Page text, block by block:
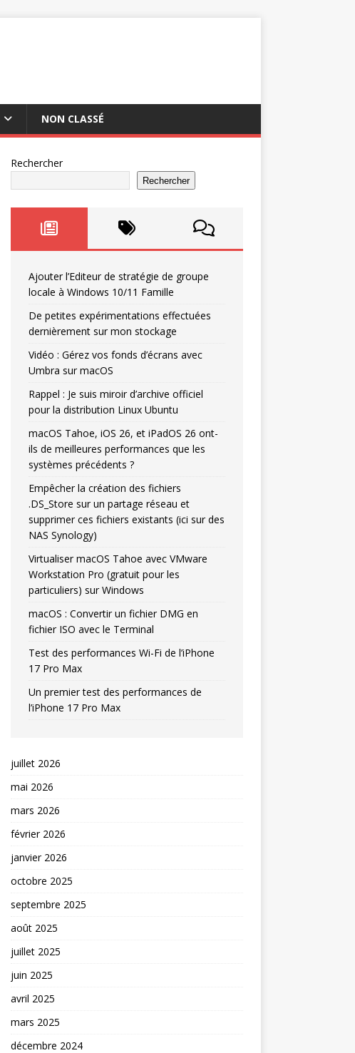
NON CLASSÉ
Rechercher
Rechercher
Ajouter l’Editeur de stratégie de groupe
locale à Windows 10/11 Famille
De petites expérimentations effectuées
dernièrement sur mon stockage
Vidéo : Gérez vos fonds d’écrans avec
Umbra sur macOS
Rappel : Je suis miroir d’archive officiel
pour la distribution Linux Ubuntu
macOS Tahoe, iOS 26, et iPadOS 26 ont-
ils de meilleures performances que les
systèmes précédents ?
Empêcher la création des fichiers
.DS_Store sur un partage réseau et
supprimer ces fichiers existants (ici sur des
NAS Synology)
Virtualiser macOS Tahoe avec VMware
Workstation Pro (gratuit pour les
particuliers) sur Windows
macOS : Convertir un fichier DMG en
fichier ISO avec le Terminal
Test des performances Wi-Fi de l’iPhone
17 Pro Max
Un premier test des performances de
l’iPhone 17 Pro Max
juillet 2026
mai 2026
mars 2026
février 2026
janvier 2026
octobre 2025
septembre 2025
août 2025
juillet 2025
juin 2025
avril 2025
mars 2025
décembre 2024